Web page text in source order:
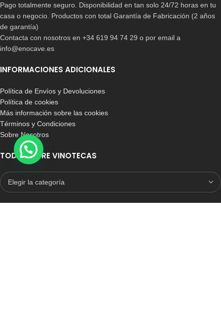
Pago totalmente seguro. Disponibilidad en tan solo 24/72 horas en tu
casa o negocio. Productos con total Garantía de Fabricación (2 años
de garantía)
Contacta con nosotros en +34 619 94 74 29 o por email a
info@enocave.es
INFORMACIONES ADICIONALES
Política de Envíos y Devoluciones
Política de cookies
Más información sobre las cookies
Términos y Condiciones
Sobre Nosotros
TODO SOBRE VINOTECAS